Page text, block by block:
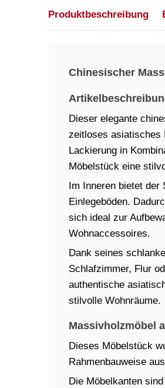
Produktbeschreibung
Chinesischer
Dieser elegante
zeitloses asiatisches
Lackierung in
Möbelstück eine
Im Inneren bietet der
Einlegeböden.
sich ideal zur
Wohnaccessoires.
Dank seines
Schlafzimmer, Flur
authentische
stilvolle Wohnräume.
Massivholzmöbel
Dieses Möbelstück
Rahmenbauweise
Die Möbelkanten